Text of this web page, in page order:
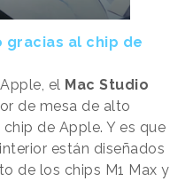
gracias al chip de
el Mac Studio
de mesa de alto
de Apple. Y es que
están diseñados
de los chips M1 Max y